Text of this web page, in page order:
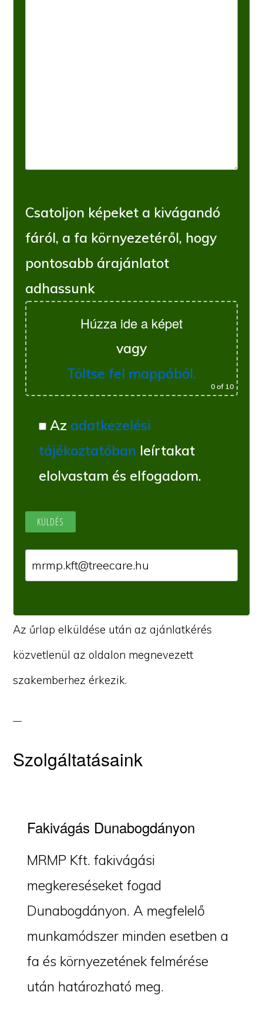
Csatoljon képeket a kivágandó
fáról, a fa környezetéről, hogy
pontosabb árajánlatot
adhassunk
Húzza ide a képet
vagy
Töltse fel mappából.
0of 10
Az adatkezelési
tájékoztatóban leírtakat
elolvastam és elfogadom.
Az űrlap elküldése után az ajánlatkérés
közvetlenül az oldalon megnevezett
szakemberhez érkezik.
Szolgáltatásaink
Fakivágás Dunabogdányon
MRMP Kft. fakivágási
megkereséseket fogad
Dunabogdányon. A megfelelő
munkamódszer minden esetben a
fa és környezetének felmérése
után határozható meg.